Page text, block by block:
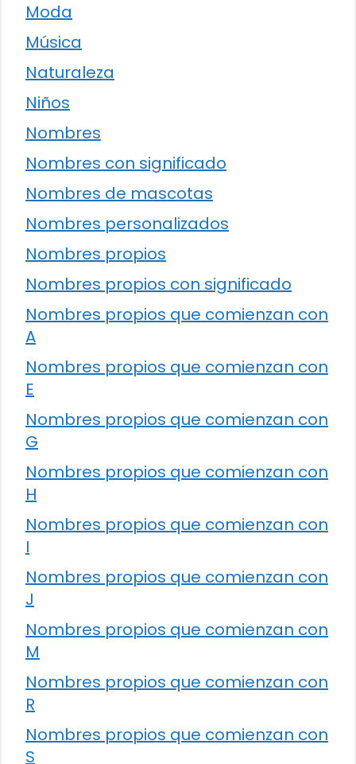
Moda
Música
Naturaleza
Niños
Nombres
Nombres con significado
Nombres de mascotas
Nombres personalizados
Nombres propios
Nombres propios con significado
Nombres propios que comienzan con
A
Nombres propios que comienzan con
E
Nombres propios que comienzan con
G
Nombres propios que comienzan con
H
Nombres propios que comienzan con
I
Nombres propios que comienzan con
J
Nombres propios que comienzan con
M
Nombres propios que comienzan con
R
Nombres propios que comienzan con
S